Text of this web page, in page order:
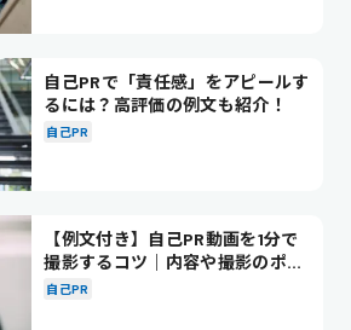
自己PRで「責任感」をアピールす
るには？高評価の例文も紹介！
自己PR
【例文付き】自己PR動画を1分で
撮影するコツ｜内容や撮影のポイ
ントも解説
自己PR